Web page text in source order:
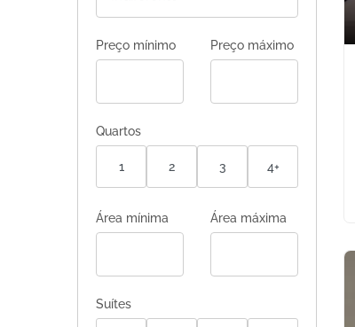
Preço mínimo Preço máximo
Quartos
1 2 3 4+
Área mínima Área máxima
Suítes